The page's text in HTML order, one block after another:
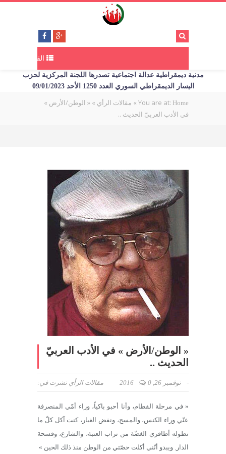
القائمة
مدنية ديمقراطية عدالة اجتماعية تصدرها اللجنة المركزية لحزب
اليسار الديمقراطي السوري العدد 1250 الأحد 09/01/2023
You are at: Home
» مقالات الرأي » « الوطن/الأرض »
في الأدب العربيّ الحديث ..
« الوطن/الأرض » في الأدب العربيّ
الحديث ..
نشرت في: مقالات الرأي - نوفمبر 26, 2016 0
« في مرحلة الفطام، وأنا أحبو باكياً، وراء أمّي المنصرفة
عنّي وراء الكنس، والمسح، ونفض الغبار، كنت آكل كلّ ما
تطوله أظافري الغضّة من تراب العتبة، والشارع، وفسحة
الدار. ويبدو أنّني أكلت حصّتي من الوطن منذ ذلك الحين »